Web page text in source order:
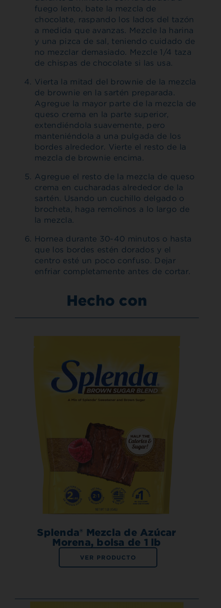
fuego lento, bate la mezcla de
chocolate, raspando los lados del tazón
a medida que avanzas. Mezcle la harina
y una pizca de sal, teniendo cuidado de
no mezclar demasiado. Mezcle 1/4 taza
de chispas de chocolate si las usa.
Vierta la mitad del brownie de la mezcla
de brownie en la sartén preparada.
Agregue la mayor parte de la mezcla de
queso crema en la parte superior,
extendiéndola suavemente, pero
manteniéndola a una pulgada de los
bordes alrededor. Vierte el resto de la
mezcla de brownie encima.
Agregue el resto de la mezcla de queso
crema en cucharadas alrededor de la
sartén. Usando un cuchillo delgado o
brocheta, haga remolinos a lo largo de
la mezcla.
Hornea durante 30-40 minutos o hasta
que los bordes estén dorados y el
centro esté un poco confuso. Dejar
enfriar completamente antes de cortar.
Hecho con
Splenda® Mezcla de Azúcar
Morena, bolsa de 1 lb
VER PRODUCTO